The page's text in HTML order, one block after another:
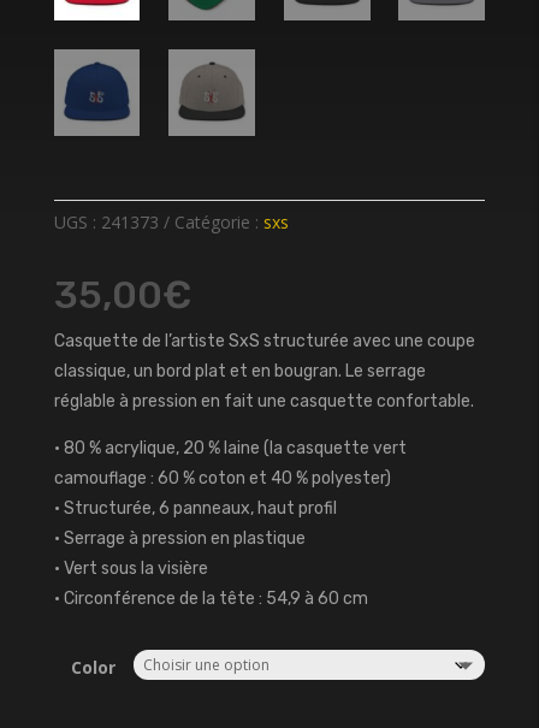
UGS : 241373 Catégorie : sxs
35,00€
Casquette de l’artiste SxS structurée avec une coupe
classique, un bord plat et en bougran. Le serrage
réglable à pression en fait une casquette confortable.
• 80 % acrylique, 20 % laine (la casquette vert
camouflage : 60 % coton et 40 % polyester)
• Structurée, 6 panneaux, haut profil
• Serrage à pression en plastique
• Vert sous la visière
• Circonférence de la tête : 54,9 à 60 cm
Color